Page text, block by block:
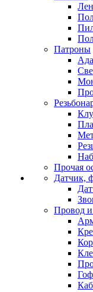
Патроны
Прочая
Датчик,
Провод